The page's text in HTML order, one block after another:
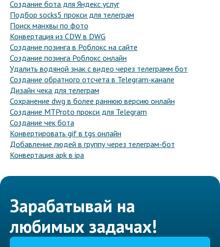
Создание бота для Яндекс услуг
Подбор socks5 прокси для телеграм
Поиск манхвы по фото
Конвертация из CDW в DWG
Создание позинга в Роблокс на сайте
Создание позинга Роблокс онлайн
Удалить водяной знак с видео через телеграмм бот
Создание обратного отсчета в Telegram-канале
Дизайн чека для телеграм
Сохранение dwg в более раннюю версию онлайн
Создание MTProto прокси для Telegram
Создание чек бота
Конвертировать gif в tgs онлайн
Добавление людей в группу через телеграм-бот
Конвертация apk в ipa
Зарабатывай на
любимых задачах!